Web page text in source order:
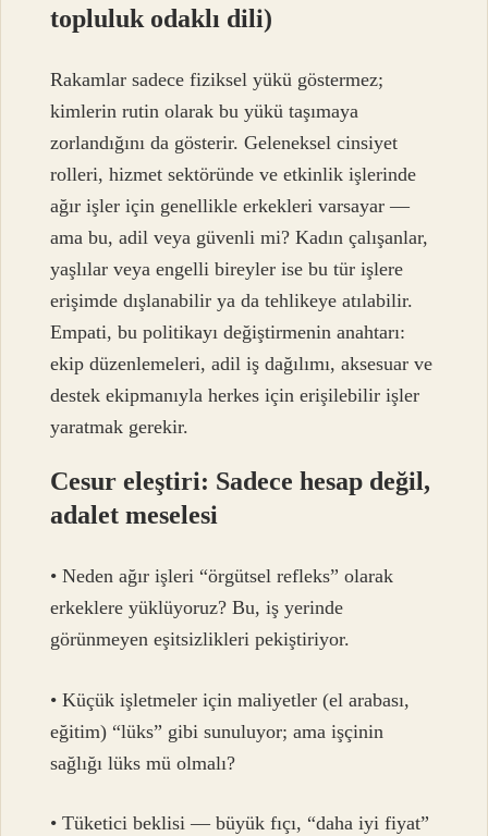
topluluk odaklı dili)
Rakamlar sadece fiziksel yükü göstermez;
kimlerin rutin olarak bu yükü taşımaya
zorlandığını da gösterir. Geleneksel cinsiyet
rolleri, hizmet sektöründe ve etkinlik işlerinde
ağır işler için genellikle erkekleri varsayar —
ama bu, adil veya güvenli mi? Kadın çalışanlar,
yaşlılar veya engelli bireyler ise bu tür işlere
erişimde dışlanabilir ya da tehlikeye atılabilir.
Empati, bu politikayı değiştirmenin anahtarı:
ekip düzenlemeleri, adil iş dağılımı, aksesuar ve
destek ekipmanıyla herkes için erişilebilir işler
yaratmak gerekir.
Cesur eleştiri: Sadece hesap değil,
adalet meselesi
• Neden ağır işleri “örgütsel refleks” olarak
erkeklere yüklüyoruz? Bu, iş yerinde
görünmeyen eşitsizlikleri pekiştiriyor.
• Küçük işletmeler için maliyetler (el arabası,
eğitim) “lüks” gibi sunuluyor; ama işçinin
sağlığı lüks mü olmalı?
• Tüketici beklisi — büyük fıçı, “daha iyi fiyat”